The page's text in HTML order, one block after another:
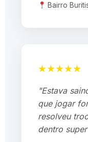
Bairro
★★★★★
"Estava
que jogar
resolveu
dentro